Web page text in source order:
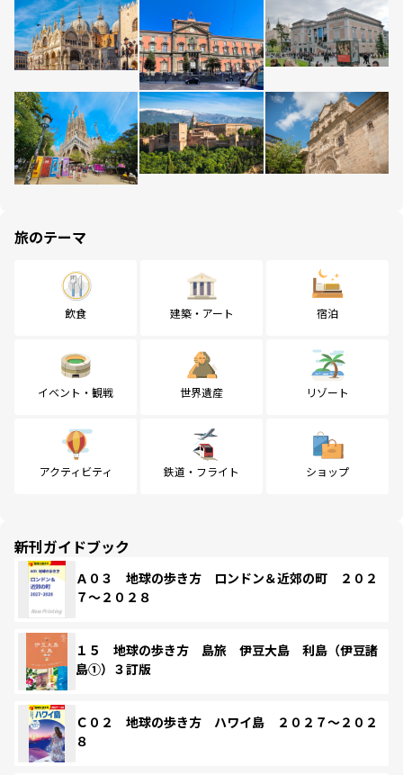
旅のテーマ
飲食 建築・アート 宿泊
イベント・観戦 世界遺産 リゾート
アクティビティ 鉄道・フライト ショップ
新刊ガイドブック
Ａ０３ 地球の歩き方 ロンドン＆近郊の町 ２０２
７～２０２８
１５ 地球の歩き方 島旅 伊豆大島 利島（伊豆諸
島①）３訂版
Ｃ０２ 地球の歩き方 ハワイ島 ２０２７～２０２
８